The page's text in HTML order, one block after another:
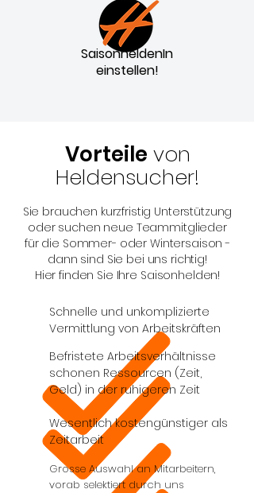
SaisonheldenIn
einstellen!
Vorteile von
Heldensucher!
Sie brauchen kurzfristig Unterstützung
oder suchen neue Teammitglieder
für die Sommer- oder Wintersaison -
dann sind Sie bei uns richtig!
Hier finden Sie Ihre Saisonhelden!
Schnelle und unkomplizierte
Vermittlung von Arbeitskräften
Befristete Arbeitsverhältnisse
schonen Ressourcen (Zeit,
Geld) in der ruhigeren Zeit
Wesentlich kostengünstiger als
Zeitarbeit
Grosse Auswahl an Mitarbeitern,
vorab selektiert durch uns